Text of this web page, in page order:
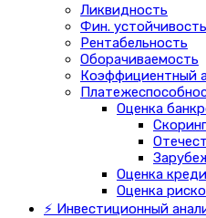
Ликвидность
Фин. устойчивость
Рентабельность
Оборачиваемость
Коэффициентный
Оценка
Оценка
Оценка
⚡ Инвестиционный